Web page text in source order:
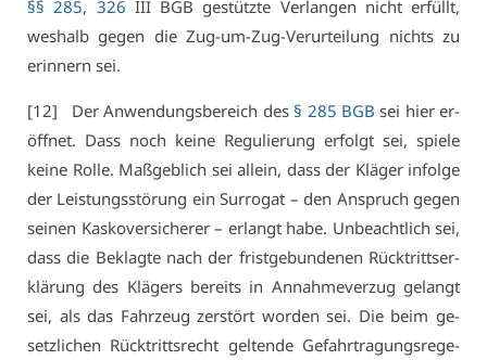
§§ 285, 326 III BGB ge­stütz­te Ver­lan­gen nicht er­füllt,
wes­halb ge­gen die Zug-um-Zug-Ver­ur­tei­lung nichts zu
er­in­nern sei.
[12] Der An­wen­dungs­be­reich des § 285 BGB sei hier er­
öff­net. Dass noch kei­ne Re­gu­lie­rung er­folgt sei, spie­le
kei­ne Rol­le. Maß­geb­lich sei al­lein, dass der Klä­ger in­fol­ge
der Leis­tungs­stö­rung ein Sur­ro­gat – den An­spruch ge­gen
sei­nen Kas­ko­ver­si­che­rer – er­langt ha­be. Un­be­acht­lich sei,
dass die Be­klag­te nach der frist­ge­bun­de­nen Rück­tritts­er­
klä­rung des Klä­gers be­reits in An­nah­me­ver­zug ge­langt
sei, als das Fahr­zeug zer­stört wor­den sei. Die beim ge­
setz­li­chen Rück­tritts­recht gel­ten­de Ge­fahr­tra­gungs­re­ge­